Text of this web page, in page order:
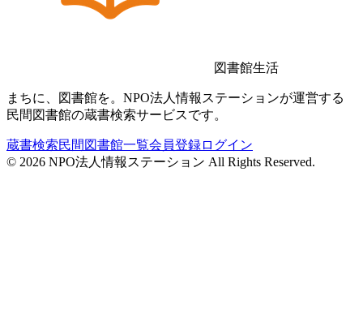
図書館生活
まちに、図書館を。NPO法人情報ステーションが運営する
民間図書館の蔵書検索サービスです。
蔵書検索民間図書館一覧会員登録ログイン
© 2026 NPO法人情報ステーション All Rights Reserved.